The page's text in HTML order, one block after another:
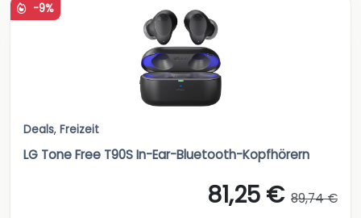
-9%
Deals, Freizeit
LG Tone Free T90S In-Ear-Bluetooth-Kopfhörern
81,25 € 89,74 €